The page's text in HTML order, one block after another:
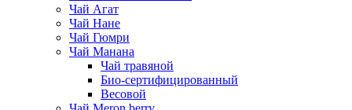
Чай Агат
Чай Нане
Чай Гюмри
Чай Манана
Чай травяной
Био-сертифицированный
Весовой